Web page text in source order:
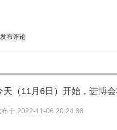
发布评论
天（11月6日）开始，进博
布于 2022-11-06 20:24:38